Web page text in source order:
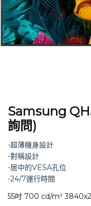
Samsung
詢問)
-超薄機身設計
-對稱設計
-居中的VESA孔位
-24/7運行時間
55吋 700 cd/m²